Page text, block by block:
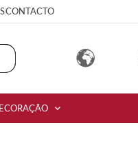
CONTACTO